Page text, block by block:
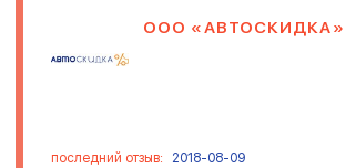
ООО «АВТОСКИДКА»
последний отзыв: 2018-08-09